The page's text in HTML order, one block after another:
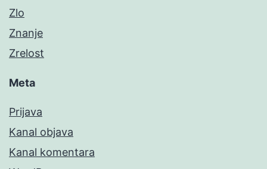
Zlo
Znanje
Zrelost
Meta
Prijava
Kanal objava
Kanal komentara